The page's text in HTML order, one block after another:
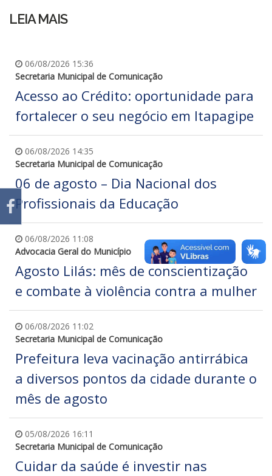
LEIA MAIS
06/08/2026 15:36
Secretaria Municipal de Comunicação
Acesso ao Crédito: oportunidade para
fortalecer o seu negócio em Itapagipe
06/08/2026 14:35
Secretaria Municipal de Comunicação
06 de agosto – Dia Nacional dos
Profissionais da Educação
06/08/2026 11:08
Advocacia Geral do Município
Agosto Lilás: mês de conscientização
e combate à violência contra a mulher
06/08/2026 11:02
Secretaria Municipal de Comunicação
Prefeitura leva vacinação antirrábica
a diversos pontos da cidade durante o
mês de agosto
05/08/2026 16:11
Secretaria Municipal de Comunicação
Cuidar da saúde é investir nas